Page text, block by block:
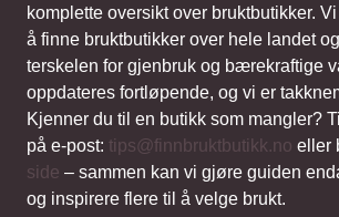
komplette oversikt over bruktbutikker.
å finne bruktbutikker over hele landet
terskelen for gjenbruk og bærekraftige
oppdateres fortløpende, og vi er
Kjenner du til en butikk som mangler?
på e-post: tips@finnbruktbutikk.no eller
side – sammen kan vi gjøre guiden
og inspirere flere til å velge brukt.